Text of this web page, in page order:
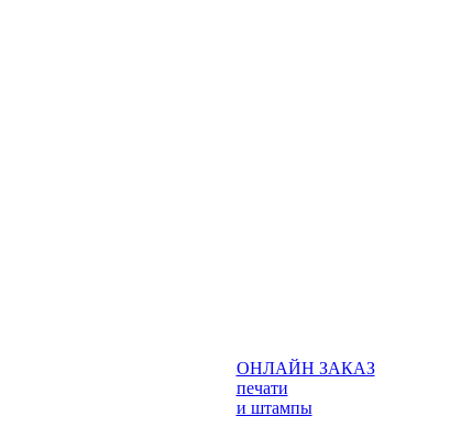
ОНЛАЙН ЗАКАЗ
печати
и штампы